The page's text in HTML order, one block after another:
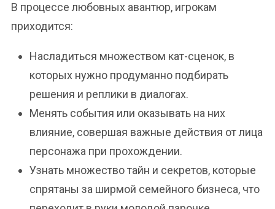
В процессе любовных авантюр, игрокам
приходится:
Насладиться множеством кат-сценок, в
которых нужно продуманно подбирать
решения и реплики в диалогах.
Менять события или оказывать на них
влияние, совершая важные действия от лица
персонажа при прохождении.
Узнать множество тайн и секретов, которые
спрятаны за ширмой семейного бизнеса, что